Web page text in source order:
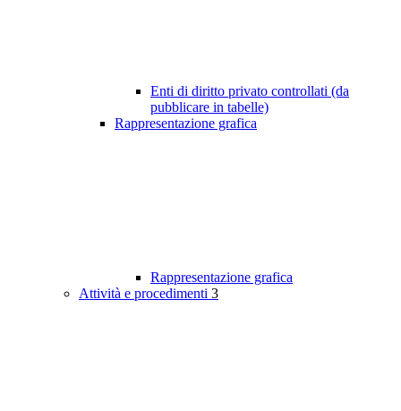
Enti di diritto privato controllati (da
pubblicare in tabelle)
Rappresentazione grafica
Rappresentazione grafica
Attività e procedimenti 3